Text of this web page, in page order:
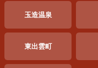
玉造温泉
東出雲町